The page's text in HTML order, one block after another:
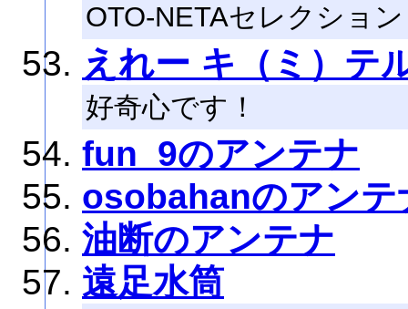
OTO-NETAセレクショ
えれー キ（ミ）
好奇心です！
fun_9のアンテナ
osobahanのアンテ
油断のアンテナ
遠足水筒